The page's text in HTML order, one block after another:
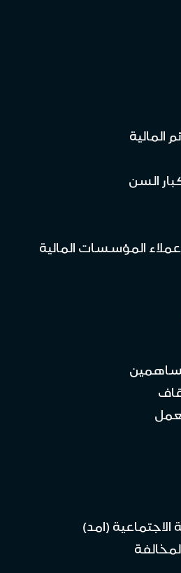
المالية
السن
المؤسسات المالية
الاجتماعية (امد)